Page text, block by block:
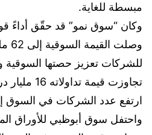
مبسطة للغاية.
وكان “سوق نمو” قد حقّق أداءً
للشركات تعزيز حصتها السوقية
ارتفع عدد الشركات في السوق إلى
واحتفل سوق أبوظبي للأوراق